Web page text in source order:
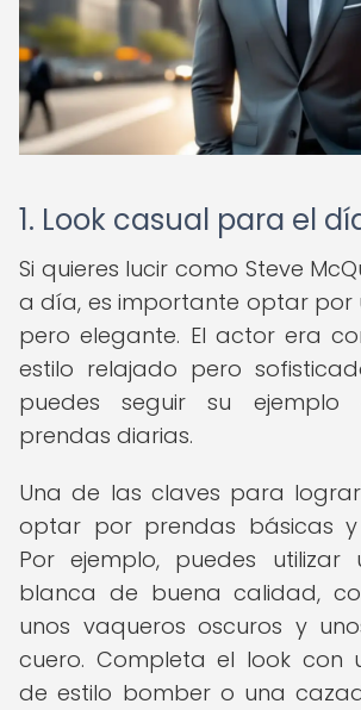
1. Look casual para el
Si quieres lucir como Steve
a día, es importante optar por
pero elegante. El actor era
estilo relajado pero
puedes seguir su
prendas diarias.
Una de las claves para
optar por prendas básicas y
Por ejemplo, puedes utilizar
blanca de buena calidad,
unos vaqueros oscuros y
cuero. Completa el look con
de estilo bomber o una